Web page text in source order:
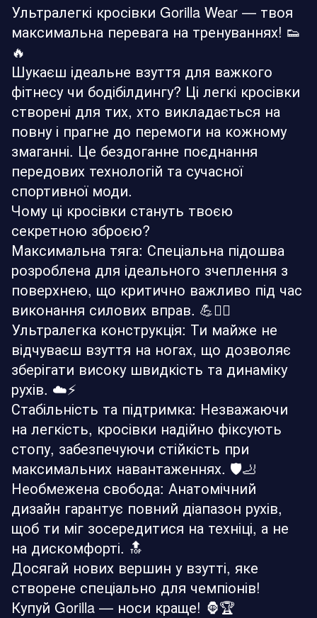
Ультралегкі кросівки Gorilla Wear — твоя
максимальна перевага на тренуваннях! 👟
🔥
Шукаєш ідеальне взуття для важкого
фітнесу чи бодібілдингу? Ці легкі кросівки
створені для тих, хто викладається на
повну і прагне до перемоги на кожному
змаганні. Це бездоганне поєднання
передових технологій та сучасної
спортивної моди.
Чому ці кросівки стануть твоєю
секретною зброєю?
Максимальна тяга: Спеціальна підошва
розроблена для ідеального зчеплення з
поверхнею, що критично важливо під час
виконання силових вправ. 💪🏋️‍♂️
Ультралегка конструкція: Ти майже не
відчуваєш взуття на ногах, що дозволяє
зберігати високу швидкість та динаміку
рухів. ☁️⚡
Стабільність та підтримка: Незважаючи
на легкість, кросівки надійно фіксують
стопу, забезпечуючи стійкість при
максимальних навантаженнях. 🛡️🦶
Необмежена свобода: Анатомічний
дизайн гарантує повний діапазон рухів,
щоб ти міг зосередитися на техніці, а не
на дискомфорті. 🔝
Досягай нових вершин у взутті, яке
створене спеціально для чемпіонів!
Купуй Gorilla — носи краще! 🦍🏆